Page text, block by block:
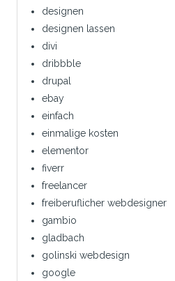
designen
designen lassen
divi
dribbble
drupal
ebay
einfach
einmalige kosten
elementor
fiverr
freelancer
freiberuflicher webdesigner
gambio
gladbach
golinski webdesign
google